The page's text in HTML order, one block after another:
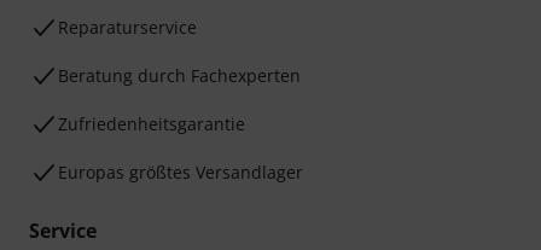
Reparaturservice
Beratung durch Fachexperten
Zufriedenheitsgarantie
Europas größtes Versandlager
Service